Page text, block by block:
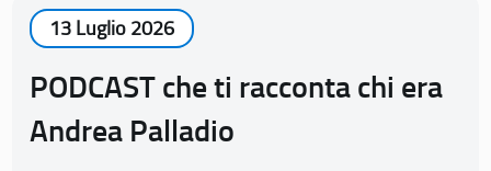
13 Luglio 2026
PODCAST che ti racconta chi era
Andrea Palladio